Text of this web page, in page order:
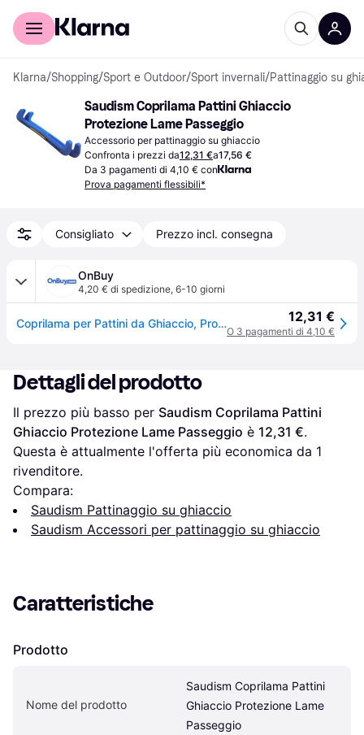
Per il tuo shopping
Klarna/Shopping/Sport e Outdoor/Sport invernali/Pattinaggio su
Saudism Coprilama Pattini Ghiaccio
Protezione Lame Passeggio
Accessorio per pattinaggio su ghiaccio
Confronta i prezzi da12,31 €a17,56 €
Da 3 pagamenti di 4,10 € con
Prova pagamenti flessibili*
Consigliato Prezzo incl. consegna
OnBuy
4,20 € di spedizione, 6-10 giorni
Coprilama per Pattini da Ghiaccio, Protezione per Lame da Passeggio, Pattini da Pattinaggio Artistico, Hockey, Protezione Regolabile per Lame da 12,31 €
O 3 pagamenti di 4,10 €
Dettagli del prodotto
Il prezzo più basso per Saudism Coprilama Pattini
Ghiaccio Protezione Lame Passeggio è 12,31 €.
Questa è attualmente l'offerta più economica da 1
rivenditore.
Compara:
Saudism Pattinaggio su ghiaccio
Saudism Accessori per pattinaggio su ghiaccio
Caratteristiche
Prodotto
Nome del prodotto
Saudism Coprilama Pattini
Ghiaccio Protezione Lame
Passeggio